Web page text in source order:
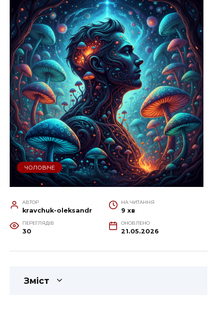
ЧОЛОВІЧЕ
АВТОР
kravchuk-oleksandr
НА ЧИТАННЯ
9 хв
ПЕРЕГЛЯДІВ
30
ОНОВЛЕНО
21.05.2026
Зміст